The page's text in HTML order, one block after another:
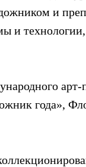
и
и
арт-
года»,